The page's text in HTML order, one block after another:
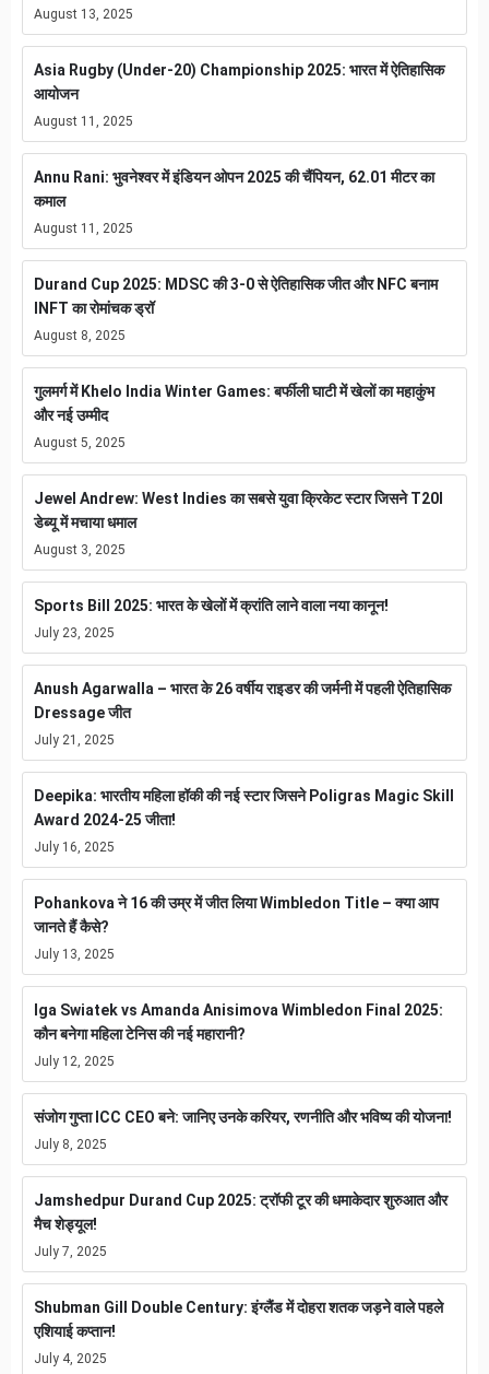
August 13, 2025
Asia Rugby (Under-20) Championship 2025: भारत में ऐतिहासिक
आयोजन
August 11, 2025
Annu Rani: भुवनेश्वर में इंडियन ओपन 2025 की चैंपियन, 62.01 मीटर का
कमाल
August 11, 2025
Durand Cup 2025: MDSC की 3-0 से ऐतिहासिक जीत और NFC बनाम
INFT का रोमांचक ड्रॉ
August 8, 2025
गुलमर्ग में Khelo India Winter Games: बर्फीली घाटी में खेलों का महाकुंभ
और नई उम्मीद
August 5, 2025
Jewel Andrew: West Indies का सबसे युवा क्रिकेट स्टार जिसने T20I
डेब्यू में मचाया धमाल
August 3, 2025
Sports Bill 2025: भारत के खेलों में क्रांति लाने वाला नया कानून!
July 23, 2025
Anush Agarwalla – भारत के 26 वर्षीय राइडर की जर्मनी में पहली ऐतिहासिक
Dressage जीत
July 21, 2025
Deepika: भारतीय महिला हॉकी की नई स्टार जिसने Poligras Magic Skill
Award 2024-25 जीता!
July 16, 2025
Pohankova ने 16 की उम्र में जीत लिया Wimbledon Title – क्या आप
जानते हैं कैसे?
July 13, 2025
Iga Swiatek vs Amanda Anisimova Wimbledon Final 2025:
कौन बनेगा महिला टेनिस की नई महारानी?
July 12, 2025
संजोग गुप्ता ICC CEO बने: जानिए उनके करियर, रणनीति और भविष्य की योजना!
July 8, 2025
Jamshedpur Durand Cup 2025: ट्रॉफी टूर की धमाकेदार शुरुआत और
मैच शेड्यूल!
July 7, 2025
Shubman Gill Double Century: इंग्लैंड में दोहरा शतक जड़ने वाले पहले
एशियाई कप्तान!
July 4, 2025